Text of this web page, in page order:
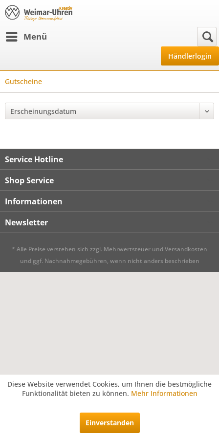
Menü
Händlerlogin
Gutscheine
Service Hotline
Shop Service
Informationen
Newsletter
* Alle Preise verstehen sich zzgl. Mehrwertsteuer undVersandkosten
und ggf. Nachnahmegebühren, wenn nicht anders beschrieben
Diese Website verwendet Cookies, um Ihnen die bestmögliche
Funktionalität bieten zu können. Mehr Informationen
Einverstanden